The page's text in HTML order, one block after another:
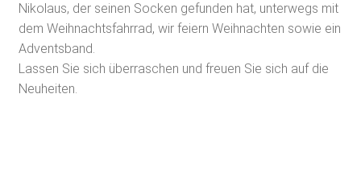
Nikolaus, der seinen Socken gefunden hat, unterwegs mit
dem Weihnachtsfahrrad, wir feiern Weihnachten sowie ein
Adventsband.
Lassen Sie sich überraschen und freuen Sie sich auf die
Neuheiten.